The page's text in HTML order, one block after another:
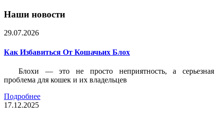
Наши новости
29.07.2026
Как Избавиться От Кошачьих Блох
Блохи — это не просто неприятность, а серьезная
проблема для кошек и их владельцев
Подробнее
17.12.2025